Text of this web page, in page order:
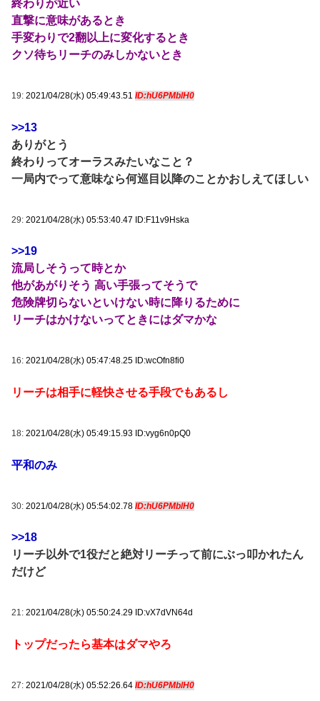
終わりが近い
直撃に意味があるとき
手変わりで2翻以上に変化するとき
クソ待ちリーチのみしかないとき
19: 2021/04/28(水) 05:49:43.51 ID:hU6PMblH0
>>13
ありがとう
終わりってオーラスみたいなこと？
一局内でって意味なら何巡目以降のことかおしえてほしい
29: 2021/04/28(水) 05:53:40.47 ID:F11v9Hska
>>19
流局しそうって時とか
他があがりそう 高い手張ってそうで
危険牌切らないといけない時に降りるために
リーチはかけないってときにはダマかな
16: 2021/04/28(水) 05:47:48.25 ID:wcOfn8fi0
リーチは相手に軽快させる手段でもあるし
18: 2021/04/28(水) 05:49:15.93 ID:vyg6n0pQ0
平和のみ
30: 2021/04/28(水) 05:54:02.78 ID:hU6PMblH0
>>18
リーチ以外で1役だと絶対リーチって前にぶっ叩かれたん
だけど
21: 2021/04/28(水) 05:50:24.29 ID:vX7dVN64d
トップだったら基本はダマやろ
27: 2021/04/28(水) 05:52:26.64 ID:hU6PMblH0